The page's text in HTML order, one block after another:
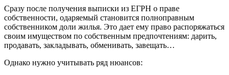
Сразу после получения выписки из ЕГРН о праве
собственности, одаряемый становится полноправным
собственником доли жилья. Это дает ему право распоряжаться
своим имуществом по собственным предпочтениям: дарить,
продавать, закладывать, обменивать, завещать…
Однако нужно учитывать ряд нюансов: